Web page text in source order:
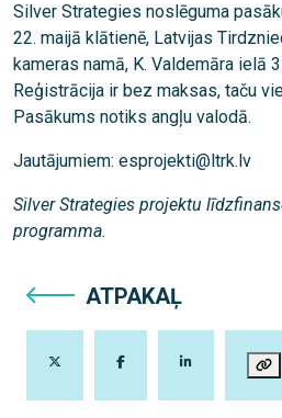
Silver Strategies noslēguma
22. maijā klātienē, Latvijas
kameras namā, K. Valdemāra ielā
Reģistrācija ir bez maksas, taču
Pasākums notiks angļu valodā.
Jautājumiem: esprojekti@ltrk.lv
Silver Strategies projektu
programma.
ATPAKAĻ